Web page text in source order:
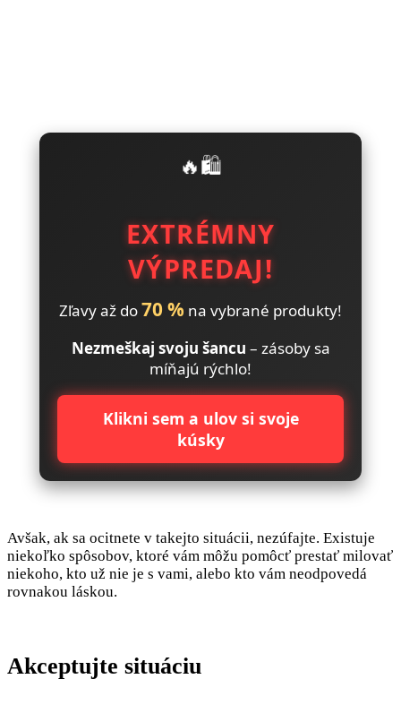
🔥🛍️
EXTRÉMNY
VÝPREDAJ!
Zľavy až do70 % na vybrané produkty!
Nezmeškaj svoju šancu – zásoby sa
míňajú rýchlo!
Klikni sem a ulov si svoje
kúsky
Avšak, ak sa ocitnete v takejto situácii, nezúfajte. Existuje
niekoľko spôsobov, ktoré vám môžu pomôcť prestať milovať
niekoho, kto už nie je s vami, alebo kto vám neodpovedá
rovnakou láskou.
Akceptujte situáciu